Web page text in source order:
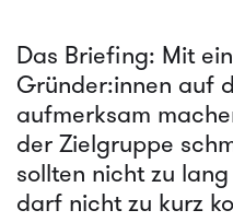
Das Briefing: Mit
Gründer:innen auf
aufmerksam
der Zielgruppe
sollten nicht zu
darf nicht zu kurz